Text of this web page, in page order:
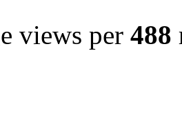
views per 488